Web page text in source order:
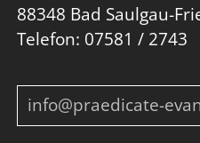
88348 Bad Saulgau-
Telefon: 07581 / 2743
nf pr d c t - v